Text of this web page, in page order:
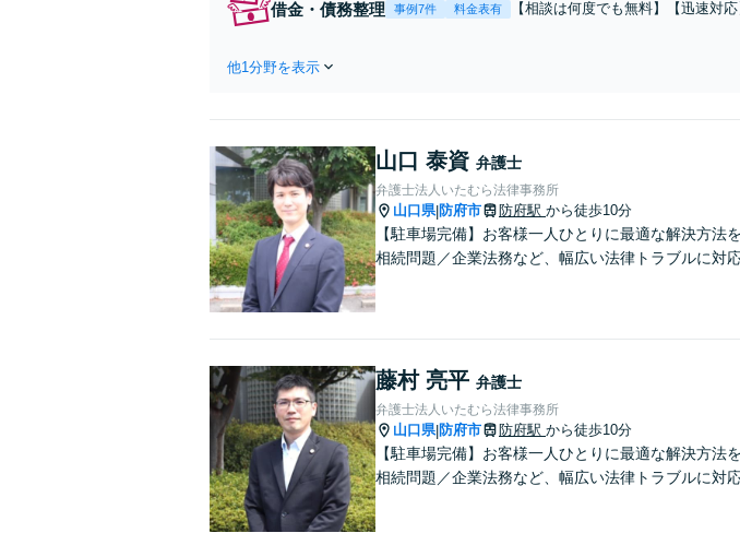
借金・債務整理 事例7件 料金表有
【相談は何度でも無料】【迅速対
他1分野を表示
山口 泰資 弁護士
弁護士法人いたむら法律事務所
山口県|防府市 防府駅 から徒歩10分
【駐車場完備】お客様一人ひとりに最適な解決方
相続問題／企業法務など、幅広い法律トラブルに対
藤村 亮平 弁護士
弁護士法人いたむら法律事務所
山口県|防府市 防府駅 から徒歩10分
【駐車場完備】お客様一人ひとりに最適な解決方
相続問題／企業法務など、幅広い法律トラブルに対